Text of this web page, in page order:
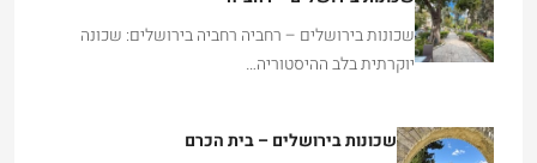
שכונות בירושלים – רחביה רחביה בירושלים: שכונה
יוקרתית בלב ההיסטוריה…
שכונות בירושלים – בית הכרם